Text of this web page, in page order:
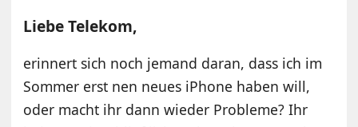
Liebe Telekom,
erinnert sich noch jemand daran, dass ich im
Sommer erst nen neues iPhone haben will,
oder macht ihr dann wieder Probleme? Ihr